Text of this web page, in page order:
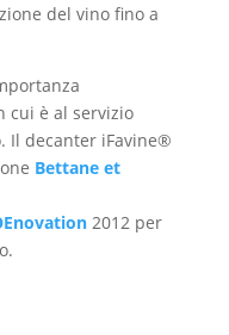
del vino fino a
cui è al servizio
Il decanter iFavine®
Bettane et
2012 per